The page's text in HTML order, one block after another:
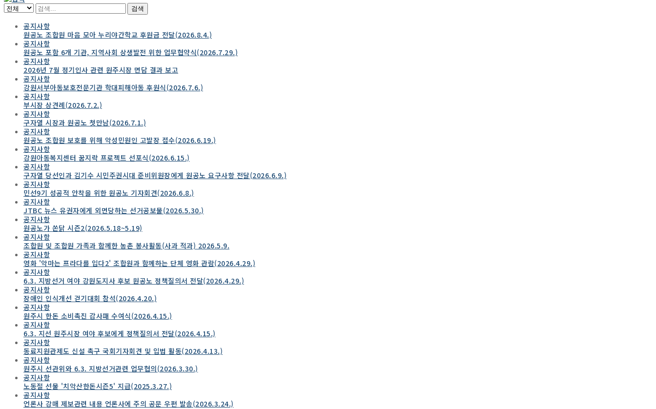
검색
공지사항
원공노 조합원 마음 모아 누리야간학교 후원금 전달(2026.8.4.)
공지사항
원공노 포함 6개 기관, 지역사회 상생발전 위한 업무협약식(2026.7.29.)
공지사항
2026년 7월 정기인사 관련 원주시장 면담 결과 보고
공지사항
강원서부아동보호전문기관 학대피해아동 후원식(2026.7.6.)
공지사항
부시장 상견례(2026.7.2.)
공지사항
구자열 시장과 원공노 첫만남(2026.7.1.)
공지사항
원공노 조합원 보호를 위해 악성민원인 고발장 접수(2026.6.19.)
공지사항
강원아동복지센터 꿈지락 프로젝트 선포식(2026.6.15.)
공지사항
구자열 당선인과 김기수 시민주권시대 준비위원장에게 원공노 요구사항 전달(2026.6.9.)
공지사항
민선9기 성공적 안착을 위한 원공노 기자회견(2026.6.8.)
공지사항
JTBC 뉴스 유권자에게 외면당하는 선거공보물(2026.5.30.)
공지사항
원공노가 쏜닭 시즌2(2026.5.18~5.19)
공지사항
조합원 및 조합원 가족과 함께한 농촌 봉사활동(사과 적과) 2026.5.9.
공지사항
영화 '악마는 프라다를 입다2' 조합원과 함께하는 단체 영화 관람(2026.4.29.)
공지사항
6.3. 지방선거 여야 강원도지사 후보 원공노 정책질의서 전달(2026.4.29.)
공지사항
장애인 인식개선 걷기대회 참석(2026.4.20.)
공지사항
원주시 한돈 소비촉진 감사패 수여식(2026.4.15.)
공지사항
6.3. 지선 원주시장 여야 후보에게 정책질의서 전달(2026.4.15.)
공지사항
동료지원관제도 신설 촉구 국회기자회견 및 입법 활동(2026.4.13.)
공지사항
원주시 선관위와 6.3. 지방선거관련 업무협의(2026.3.30.)
공지사항
노동절 선물 '치악산한돈시즌5' 지급(2025.3.27.)
공지사항
언론사 강매 제보관련 내용 언론사에 주의 공문 우편 발송(2026.3.24.)